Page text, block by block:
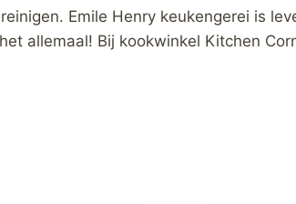
Emile Henry keukengerei is
allemaal! Bij kookwinkel Kitchen